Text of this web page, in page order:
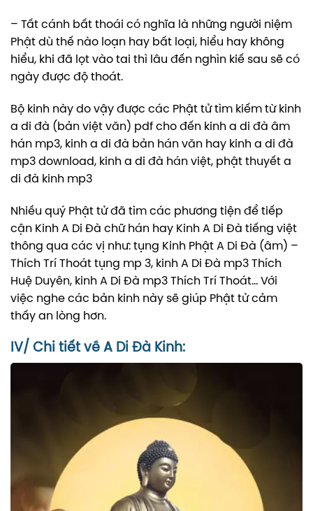
– Tất cánh bất thoái có nghĩa là những người niệm
Phật dù thế nào loạn hay bất loại, hiểu hay không
hiểu, khi đã lọt vào tai thì lâu đến nghìn kiế sau sẽ có
ngày được độ thoát.
Bộ kinh này do vậy được các Phật tử tìm kiếm từ kinh
a di đà (bản việt văn) pdf cho đến kinh a di đà âm
hán mp3, kinh a di đà bản hán văn hay kinh a di đà
mp3 download, kinh a di đà hán việt, phật thuyết a
di đà kinh mp3
Nhiều quý Phật tử đã tìm các phương tiện để tiếp
cận Kinh A Di Đà chữ hán hay Kinh A Di Đà tiếng việt
thông qua các vị như: tụng Kinh Phật A Di Đà (âm) –
Thích Trí Thoát tụng mp 3, kinh A Di Đà mp3 Thích
Huệ Duyên, kinh A Di Đà mp3 Thích Trí Thoát… Với
việc nghe các bản kinh này sẽ giúp Phật tử cảm
thấy an lòng hơn.
IV/ Chi tiết về A Di Đà Kinh: